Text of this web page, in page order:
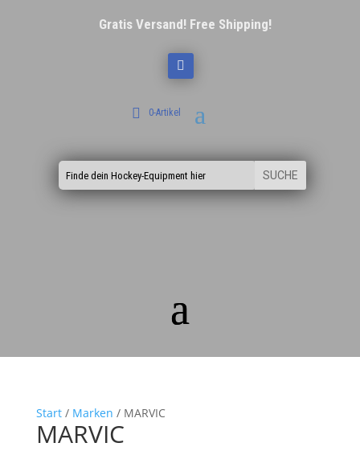
Gratis Versand! Free Shipping!
0-Artikel
Start/ Marken / MARVIC
MARVIC